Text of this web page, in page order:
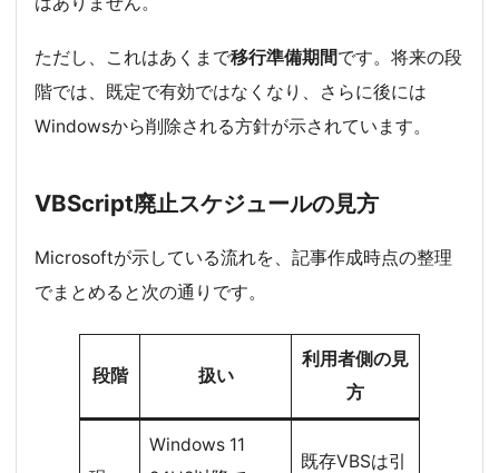
ただし、これはあくまで移行準備期間です。将来の段
階では、既定で有効ではなくなり、さらに後には
Windowsから削除される方針が示されています。
VBScript廃止スケジュールの見方
Microsoftが示している流れを、記事作成時点の整理
でまとめると次の通りです。
段階 扱い
利用者側の見
方
Windows 11
既存VBSは引